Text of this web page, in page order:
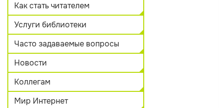
Как стать читателем
Услуги библиотеки
Часто задаваемые вопросы
Новости
Коллегам
Мир Интернет